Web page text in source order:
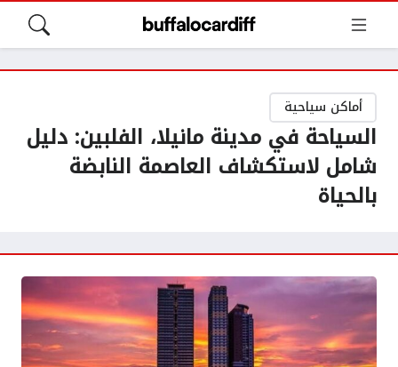
أماكن سياحية
السياحة في مدينة مانيلا، الفلبين: دليل
شامل لاستكشاف العاصمة النابضة
بالحياة